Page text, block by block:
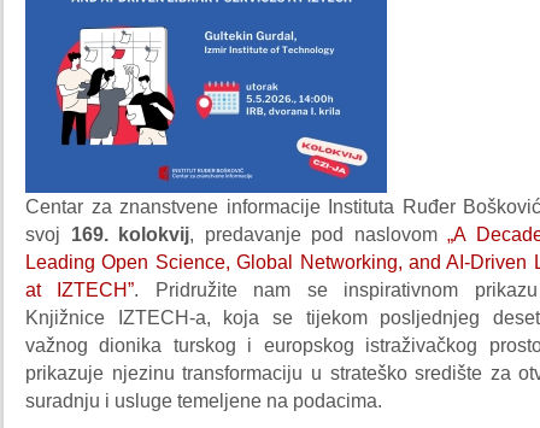
Centar za znanstvene informacije Instituta Ruđer
svoj 169. kolokvij, predavanje pod naslovom„A
Leading Open Science, Global Networking, and AI-Driven
at IZTECH”. Pridružite nam se inspirativnom prikazu
Knjižnice IZTECH-a, koja se tijekom posljednjeg
važnog dionika turskog i europskog istraživačkog
prikazuje njezinu transformaciju u strateško središte za
suradnju i usluge temeljene na podacima.